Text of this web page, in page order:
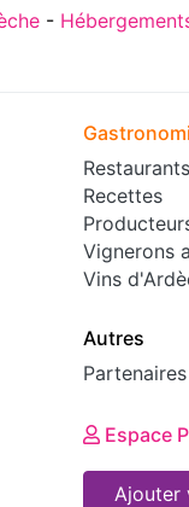
-
Restaurants
Recettes
Vignerons
Vins
Autres
Partenaires
Ajouter